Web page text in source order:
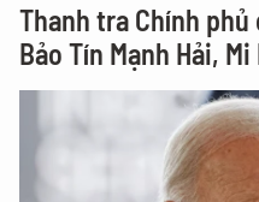
Thanh tra Chính
Bảo Tín Mạnh Hải,